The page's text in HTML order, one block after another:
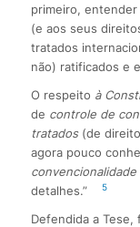
primeiro,
(e aos seus
tratados
não) ratificados e
O respeito à
de controle de
tratados (de
agora pouco
convencionalidade
detalhes.”
5
Defendida a Tese,